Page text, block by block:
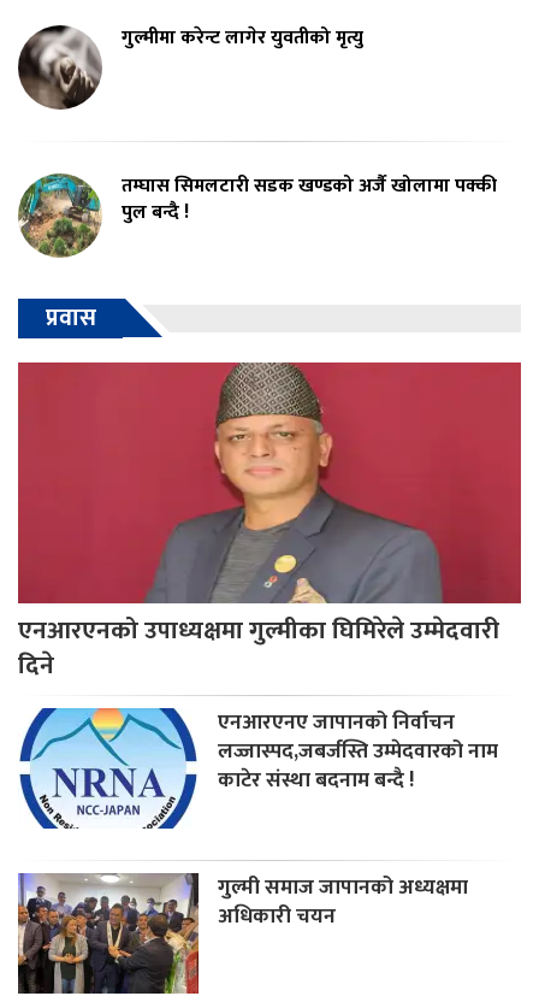
गुल्मीमा करेन्ट लागेर युवतीको मृत्यु
तम्घास सिमलटारी सडक खण्डको अर्जै खोलामा पक्की
पुल बन्दै !
प्रवास
एनआरएनको उपाध्यक्षमा गुल्मीका घिमिरेले उम्मेदवारी
दिने
एनआरएनए जापानको निर्वाचन
लज्जास्पद,जबर्जस्ति उम्मेदवारको नाम
काटेर संस्था बदनाम बन्दै !
गुल्मी समाज जापानको अध्यक्षमा
अधिकारी चयन